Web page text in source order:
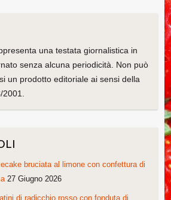
una testata giornalistica in
senza alcuna periodicità. Non può
un prodotto editoriale ai sensi della
2001.
bruciata al limone con confettura di
27 Giugno 2026
di radicchio rosso con fonduta di